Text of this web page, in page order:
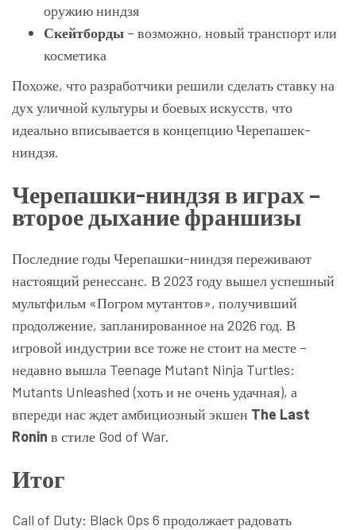
оружию ниндзя
Скейтборды – возможно, новый транспорт или
косметика
Похоже, что разработчики решили сделать ставку на
дух уличной культуры и боевых искусств, что
идеально вписывается в концепцию Черепашек-
ниндзя.
Черепашки-ниндзя в играх –
второе дыхание франшизы
Последние годы Черепашки-ниндзя переживают
настоящий ренессанс. В 2023 году вышел успешный
мультфильм «Погром мутантов», получивший
продолжение, запланированное на 2026 год. В
игровой индустрии все тоже не стоит на месте –
недавно вышла Teenage Mutant Ninja Turtles:
Mutants Unleashed (хоть и не очень удачная), а
впереди нас ждет амбициозный экшен The Last
Ronin в стиле God of War.
Итог
Call of Duty: Black Ops 6 продолжает радовать